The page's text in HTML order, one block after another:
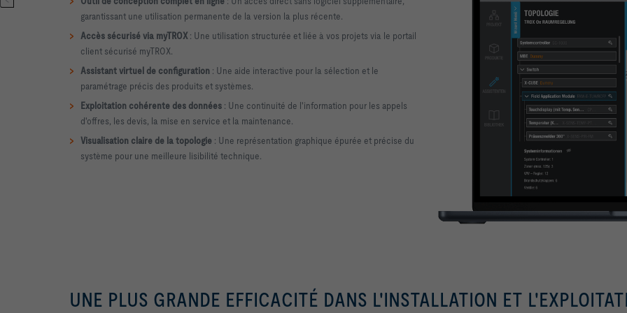
garantissant une utilisation permanente de la version la plus récente.
>
Accès sécurisé via myTROX : Une utilisation structurée et liée à vos projets via le portail
client sécurisé myTROX.
>
Assistant virtuel de configuration : Une aide interactive pour la sélection et le
paramétrage précis des produits et systèmes.
>
Exploitation cohérente des données : Une continuité de l'information pour les appels
d'offres, les devis, la mise en service et la maintenance.
>
Visualisation claire de la topologie : Une représentation graphique épurée et précise du
système pour une meilleure lisibilité technique.
UNE PLUS GRANDE EFFICACITÉ DANS L'INSTALLATION ET